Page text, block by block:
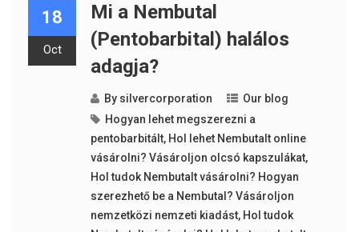
18
Oct
Mi a Nembutal
(Pentobarbital) halálos
adagja?
By silvercorporation
Our blog
Hogyan lehet megszerezni a
pentobarbitált, Hol lehet Nembutalt online
vásárolni? Vásároljon olcsó kapszulákat,
Hol tudok Nembutalt vásárolni? Hogyan
szerezhető be a Nembutal? Vásároljon
nemzetközi nemzeti kiadást, Hol tudok